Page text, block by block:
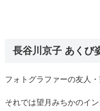
長谷川京子 あく
フォトグラファーの友人
それでは望月みちかのイン